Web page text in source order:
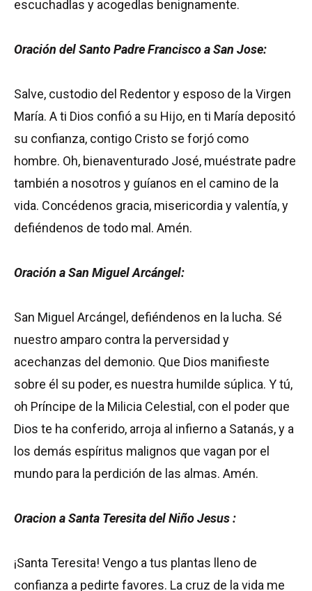
escuchadlas y acogedlas benignamente.
Oración del Santo Padre Francisco a San Jose:
Salve, custodio del Redentor y esposo de la Virgen
María. A ti Dios confió a su Hijo, en ti María depositó
su confianza, contigo Cristo se forjó como
hombre. Oh, bienaventurado José, muéstrate padre
también a nosotros y guíanos en el camino de la
vida. Concédenos gracia, misericordia y valentía, y
defiéndenos de todo mal. Amén.
Oración a San Miguel Arcángel:
San Miguel Arcángel, defiéndenos en la lucha. Sé
nuestro amparo contra la perversidad y
acechanzas del demonio. Que Dios manifieste
sobre él su poder, es nuestra humilde súplica. Y tú,
oh Príncipe de la Milicia Celestial, con el poder que
Dios te ha conferido, arroja al infierno a Satanás, y a
los demás espíritus malignos que vagan por el
mundo para la perdición de las almas. Amén.
Oracion a Santa Teresita del Niño Jesus :
¡Santa Teresita! Vengo a tus plantas lleno de
confianza a pedirte favores. La cruz de la vida me